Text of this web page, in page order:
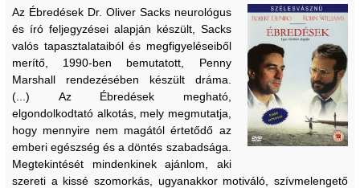
Az Ébredések Dr. Oliver Sacks neurológus
és író feljegyzései alapján készült, Sacks
valós tapasztalataiból és megfigyeléseiből
merítő, 1990-ben bemutatott, Penny
Marshall rendezésében készült dráma.
(...) Az Ébredések megható,
elgondolkodtató alkotás, mely megmutatja,
hogy mennyire nem magától értetődő az
emberi egészség és a döntés szabadsága.
Megtekintését mindenkinek ajánlom, aki
szereti a kissé szomorkás, ugyanakkor motiváló, szívmelengető